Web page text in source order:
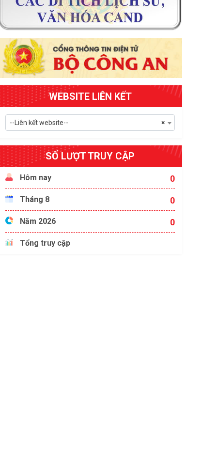
WEBSITE LIÊN KẾT
×
--Liên kết website--
SỐ LƯỢT TRUY CẬP
Hôm nay 0
Tháng 8 0
Năm 2026 0
Tổng truy cập